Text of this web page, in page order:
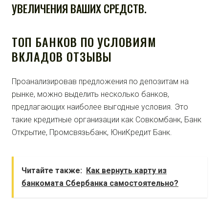
УВЕЛИЧЕНИЯ ВАШИХ СРЕДСТВ.
ТОП БАНКОВ ПО УСЛОВИЯМ
ВКЛАДОВ ОТЗЫВЫ
Проанализировав предложения по депозитам на
рынке, можно выделить несколько банков,
предлагающих наиболее выгодные условия. Это
такие кредитные организации как Совкомбанк, Банк
Открытие, Промсвязьбанк, ЮниКредит Банк.
Читайте также: Как вернуть карту из
банкомата Сбербанка самостоятельно?